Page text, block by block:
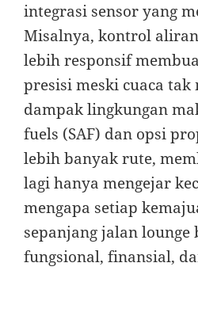
integrasi sensor yang
Misalnya, kontrol
lebih responsif
presisi meski cuaca
dampak lingkungan
fuels (SAF) dan opsi
lebih banyak rute,
lagi hanya mengejar
mengapa setiap
sepanjang jalan
fungsional, finansial,